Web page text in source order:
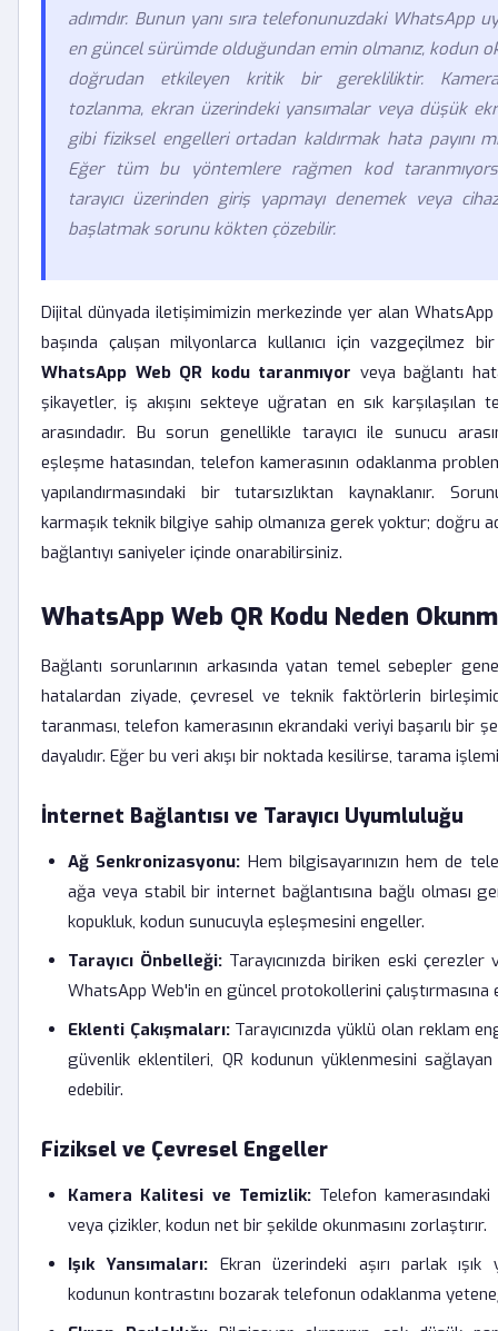
adımdır. Bunun yanı sıra telefonunuzdaki WhatsApp
en güncel sürümde olduğundan emin olmanız, kodun
doğrudan etkileyen kritik bir gerekliliktir.
tozlanma, ekran üzerindeki yansımalar veya düşük
gibi fiziksel engelleri ortadan kaldırmak hata payını
Eğer tüm bu yöntemlere rağmen kod
tarayıcı üzerinden giriş yapmayı denemek veya
başlatmak sorunu kökten çözebilir.
Dijital dünyada iletişimimizin merkezinde yer alan
başında çalışan milyonlarca kullanıcı için vazgeçilmez
WhatsApp Web QR kodu taranmıyor veya bağlantı
şikayetler, iş akışını sekteye uğratan en sık karşılaşılan
arasındadır. Bu sorun genellikle tarayıcı ile sunucu
eşleşme hatasından, telefon kamerasının odaklanma
yapılandırmasındaki bir tutarsızlıktan kaynaklanır.
karmaşık teknik bilgiye sahip olmanıza gerek yoktur; doğru
bağlantıyı saniyeler içinde onarabilirsiniz.
WhatsApp Web QR Kodu Neden
Bağlantı sorunlarının arkasında yatan temel sebepler
hatalardan ziyade, çevresel ve teknik faktörlerin
taranması, telefon kamerasının ekrandaki veriyi başarılı bir
dayalıdır. Eğer bu veri akışı bir noktada kesilirse, tarama
İnternet Bağlantısı ve Tarayıcı Uyumluluğu
Ağ Senkronizasyonu: Hem bilgisayarınızın hem de
ağa veya stabil bir internet bağlantısına bağlı olması
kopukluk, kodun sunucuyla eşleşmesini engeller.
Tarayıcı Önbelleği: Tarayıcınızda biriken eski
WhatsApp Web'in en güncel protokollerini çalıştırmasına
Eklenti Çakışmaları:Tarayıcınızda yüklü olan reklam
güvenlik eklentileri, QR kodunun yüklenmesini
edebilir.
Fiziksel ve Çevresel Engeller
Kamera Kalitesi ve Temizlik:Telefon
veya çizikler, kodun net bir şekilde okunmasını zorlaştırır.
Işık Yansımaları: Ekran üzerindeki aşırı parlak ışık
kodunun kontrastını bozarak telefonun odaklanma